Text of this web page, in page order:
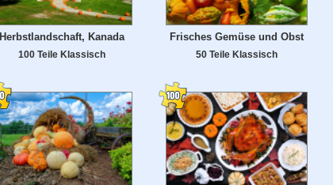
Herbstlandschaft, Kanada
100 Teile Klassisch
Frisches Gemüse und Obst
50 Teile Klassisch